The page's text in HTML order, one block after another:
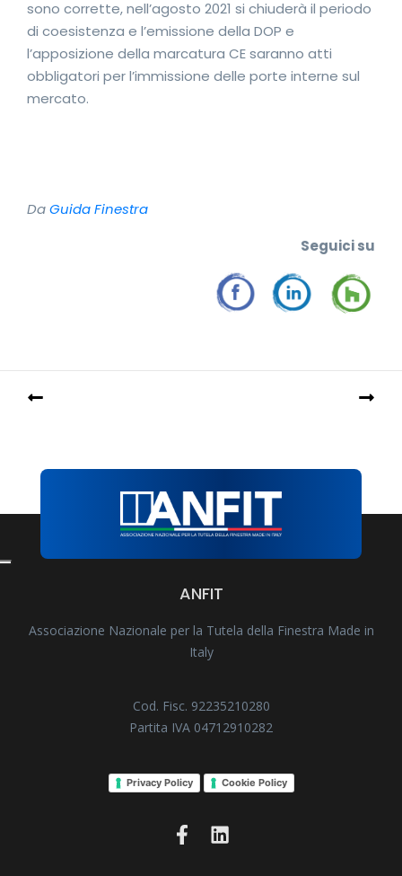
sono corrette, nell’agosto 2021 si chiuderà il periodo
di coesistenza e l’emissione della DOP e
l’apposizione della marcatura CE saranno atti
obbligatori per l’immissione delle porte interne sul
mercato.
DaGuida Finestra
Seguici su
ANFIT
Associazione Nazionale per la Tutela della Finestra Made in
Italy
Cod. Fisc. 92235210280
Partita IVA 04712910282
Privacy Policy Cookie Policy